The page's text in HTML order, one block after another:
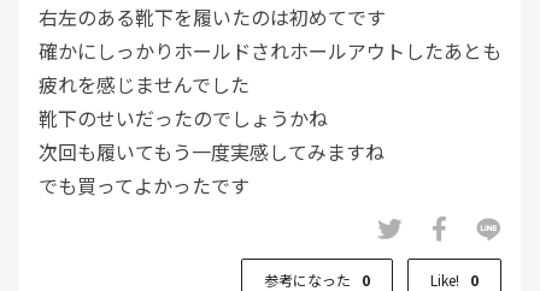
右左のある靴下を履いたのは初めてです
確かにしっかりホールドされホールアウトしたあとも
疲れを感じませんでした
靴下のせいだったのでしょうかね
次回も履いてもう一度実感してみますね
でも買ってよかったです
参考になった 0 Like! 0